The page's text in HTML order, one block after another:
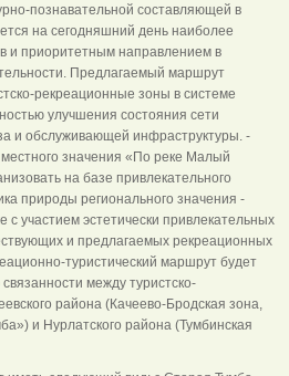
познавательной составляющей в
на сегодняшний день наиболее
и приоритетным направлением в
Предлагаемый маршрут
рекреационные зоны в системе
улучшения состояния сети
и обслуживающей инфраструктуры. -
значения «По реке Малый
на базе привлекательного
природы регионального значения -
участием эстетически привлекательных
и предлагаемых рекреационных
туристический маршрут будет
между туристско-
района (Качеево-Бродская зона,
и Нурлатского района (Тумбинская